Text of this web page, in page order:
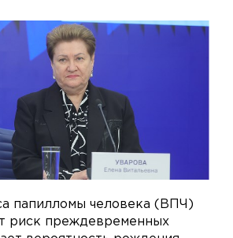
папилломы человека (ВПЧ)
риск преждевременных